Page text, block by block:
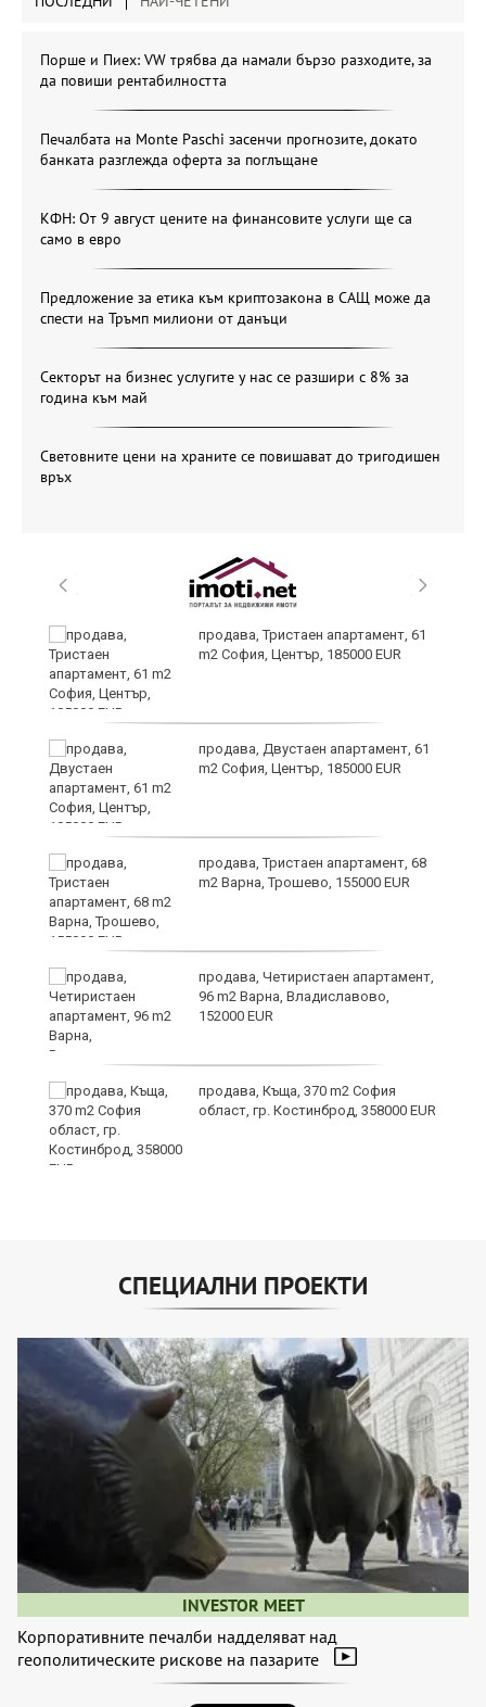
Порше и Пиех: VW трябва да намали бързо разходите, за
да повиши рентабилността
Печалбата на Monte Paschi засенчи прогнозите, докато
банката разглежда оферта за поглъщане
КФН: От 9 август цените на финансовите услуги ще са
само в евро
Предложение за етика към криптозакона в САЩ може да
спести на Тръмп милиони от данъци
Секторът на бизнес услугите у нас се разшири с 8% за
година към май
Световните цени на храните се повишават до тригодишен
връх
продава, Тристаен апартамент, 61
m2 София, Център, 185000 EUR
продава, Двустаен апартамент, 61
m2 София, Център, 185000 EUR
продава, Тристаен апартамент, 68
m2 Варна, Трошево, 155000 EUR
продава, Четиристаен апартамент,
96 m2 Варна, Владиславово,
152000 EUR
продава, Къща, 370 m2 София
област, гр. Костинброд, 358000 EUR
СПЕЦИАЛНИ ПРОЕКТИ
INVESTOR MEET
Корпоративните печалби надделяват над
геополитическите рискове на пазарите